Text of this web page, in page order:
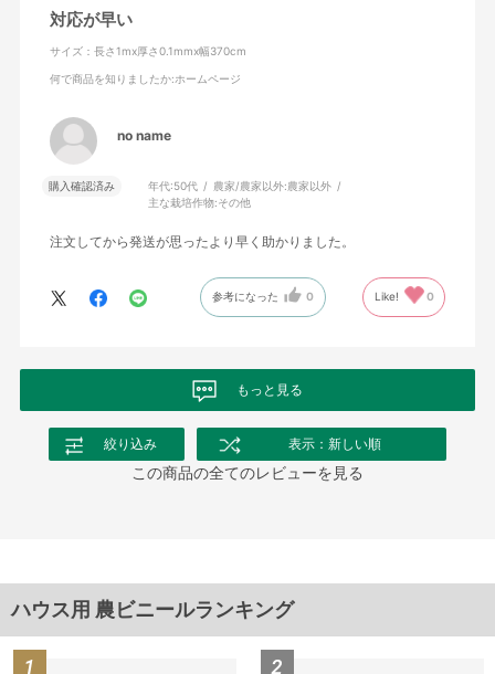
対応が早い
サイズ：長さ1mx厚さ0.1mmx幅370cm
何で商品を知りましたか:ホームページ
no name
購入確認済み 年代:50代 農家/農家以外:農家以外
主な栽培作物:その他
注文してから発送が思ったより早く助かりました。
参考になった 0 Like! 0
もっと見る
絞り込み 表示：新しい順
この商品の全てのレビューを見る
ハウス用 農ビニールランキング